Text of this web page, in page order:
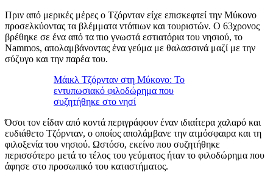
Πριν από μερικές μέρες ο Τζόρνταν είχε επισκεφτεί την Μύκονο
προσελκύοντας τα βλέμματα ντόπιων και τουριστών. Ο 63χρονος
βρέθηκε σε ένα από τα πιο γνωστά εστιατόρια του νησιού, το
Nammos, απολαμβάνοντας ένα γεύμα με θαλασσινά μαζί με την
σύζυγο και την παρέα του.
Μάικλ Τζόρνταν στη Μύκονο: Το
εντυπωσιακό φιλοδώρημα που
συζητήθηκε στο νησί
Όσοι τον είδαν από κοντά περιγράφουν έναν ιδιαίτερα χαλαρό και
ευδιάθετο Τζόρνταν, ο οποίος απολάμβανε την ατμόσφαιρα και τη
φιλοξενία του νησιού. Ωστόσο, εκείνο που συζητήθηκε
περισσότερο μετά το τέλος του γεύματος ήταν το φιλοδώρημα που
άφησε στο προσωπικό του καταστήματος.